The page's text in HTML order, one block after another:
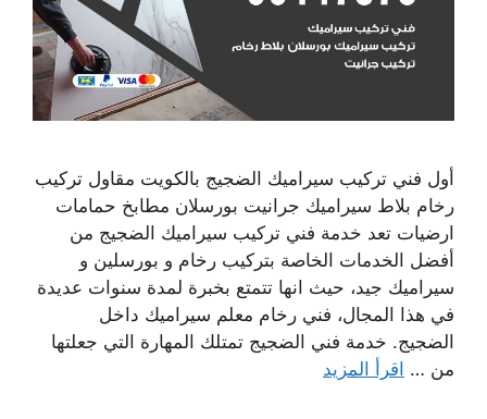
أول فني تركيب سيراميك الضجيج بالكويت مقاول تركيب
رخام بلاط سيراميك جرانيت بورسلان مطابخ حمامات
ارضيات تعد خدمة فني تركيب سيراميك الضجيج من
أفضل الخدمات الخاصة بتركيب رخام و بورسلين و
سيراميك جيد، حيث انها تتمتع بخبرة لمدة سنوات عديدة
في هذا المجال، فني رخام معلم سيراميك داخل
الضجيج. خدمة فني الضجيج تمتلك المهارة التي جعلتها
من … اقرأ المزيد